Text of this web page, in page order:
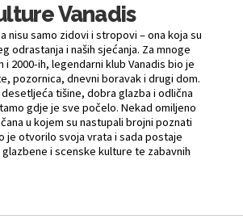
Vanadis
nisu samo zidovi i stropovi – ona koja su
odrastanja i naših sjećanja. Za mnoge
i 2000-ih, legendarni klub Vanadis bio je
pozornica, dnevni boravak i drugi dom.
tišine, dobra glazba i odlična
gdje je sve počelo. Nekad omiljeno
u kojem su nastupali brojni poznati
je otvorilo svoja vrata i sada postaje
i scenske kulture te zabavnih